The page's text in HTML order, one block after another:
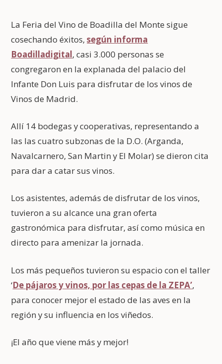
La Feria del Vino de Boadilla del Monte sigue
cosechando éxitos,según informa
Boadilladigital, casi 3.000 personas se
congregaron en la explanada del palacio del
Infante Don Luis para disfrutar de los vinos de
Vinos de Madrid.
Allí 14 bodegas y cooperativas, representando a
las las cuatro subzonas de la D.O. (Arganda,
Navalcarnero, San Martin y El Molar) se dieron cita
para dar a catar sus vinos.
Los asistentes, además de disfrutar de los vinos,
tuvieron a su alcance una gran oferta
gastronómica para disfrutar, así como música en
directo para amenizar la jornada.
Los más pequeños tuvieron su espacio con el taller
‘De pájaros y vinos, por las cepas de la ZEPA’,
para conocer mejor el estado de las aves en la
región y su influencia en los viñedos.
¡El año que viene más y mejor!